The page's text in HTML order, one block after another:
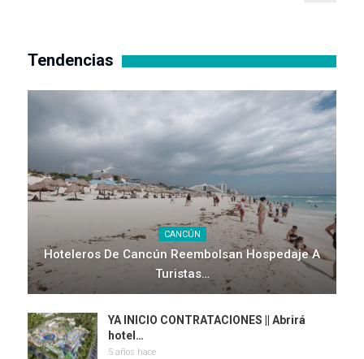
Tendencias
CANCÚN
Hoteleros De Cancún Reembolsan Hospedaje A
Turistas…
YA INICIO CONTRATACIONES || Abrirá
hotel…
5 años hace